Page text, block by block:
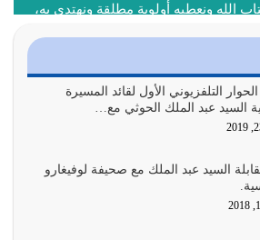
الله ونعطيه أولوية مطلقة ونهتدي به،
تعليم الناس من خلال القرآن الكريم
للأجيال
ذكر الله (أقم الصلاة لذكري) إضافة إلى
التلفزيوني الأول لقائد المسيرة
السيد عبد الملك الحوثي مع…
السيد عبد الملك مع صحيفة لوفيغارو